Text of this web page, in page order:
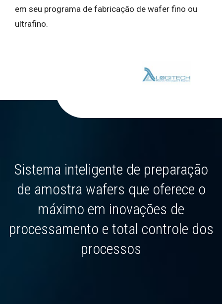
em seu programa de fabricação de wafer fino ou
ultrafino.
Sistema inteligente de preparação
de amostra wafers que oferece o
máximo em inovações de
processamento e total controle dos
processos